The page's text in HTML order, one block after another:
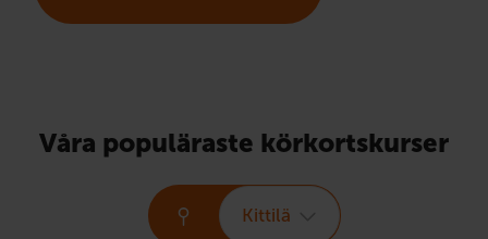
Våra populäraste körkortskurser
Kittilä